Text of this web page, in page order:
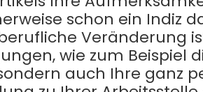
schon ein Indiz
Veränderung
wie zum Beispiel
auch Ihre ganz